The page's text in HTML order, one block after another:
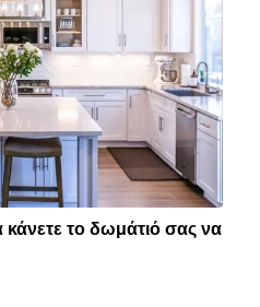
κάνετε το δωμάτιό σας να